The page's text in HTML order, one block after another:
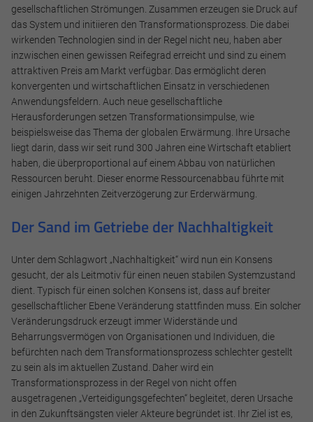
gesellschaftlichen Strömungen. Zusammen erzeugen sie Druck auf
das System und initiieren den Transformationsprozess. Die dabei
wirkenden Technologien sind in der Regel nicht neu, haben aber
inzwischen einen gewissen Reifegrad erreicht und sind zu einem
attraktiven Preis am Markt verfügbar. Das ermöglicht deren
konvergenten und wirtschaftlichen Einsatz in verschiedenen
Anwendungsfeldern. Auch neue gesellschaftliche
Herausforderungen setzen Transformationsimpulse, wie
beispielsweise das Thema der globalen Erwärmung. Ihre Ursache
liegt darin, dass wir seit rund 300 Jahren eine Wirtschaft etabliert
haben, die überproportional auf einem Abbau von natürlichen
Ressourcen beruht. Dieser enorme Ressourcenabbau führte mit
einigen Jahrzehnten Zeitverzögerung zur Erderwärmung.
Der Sand im Getriebe der Nachhaltigkeit
Unter dem Schlagwort „Nachhaltigkeit“ wird nun ein Konsens
gesucht, der als Leitmotiv für einen neuen stabilen Systemzustand
dient. Typisch für einen solchen Konsens ist, dass auf breiter
gesellschaftlicher Ebene Veränderung stattfinden muss. Ein solcher
Veränderungsdruck erzeugt immer Widerstände und
Beharrungsvermögen von Organisationen und Individuen, die
befürchten nach dem Transformationsprozess schlechter gestellt
zu sein als im aktuellen Zustand. Daher wird ein
Transformationsprozess in der Regel von nicht offen
ausgetragenen „Verteidigungsgefechten“ begleitet, deren Ursache
in den Zukunftsängsten vieler Akteure begründet ist. Ihr Ziel ist es,